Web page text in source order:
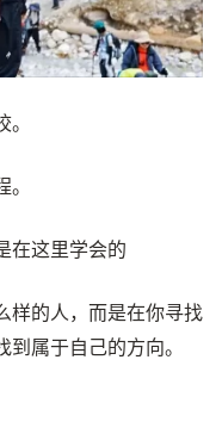
在这里学会的
样的人，而是在你寻找
属于自己的方向。